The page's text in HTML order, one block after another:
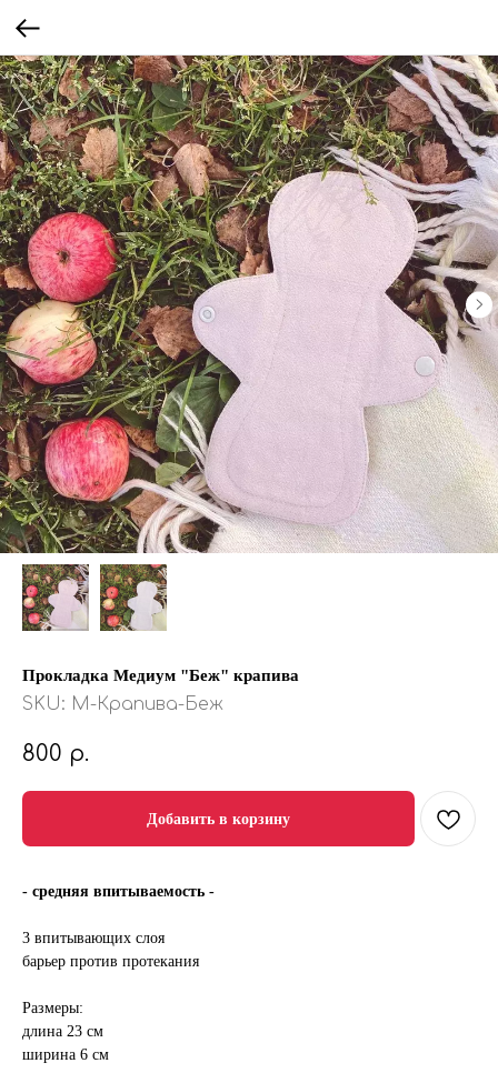
Прокладка Медиум "Беж" крапива
SKU: М-Крапива-Беж
800 р.
Добавить в корзину
- средняя впитываемость -
3 впитывающих слоя
барьер против протекания
Размеры:
длина 23 см
ширина 6 см